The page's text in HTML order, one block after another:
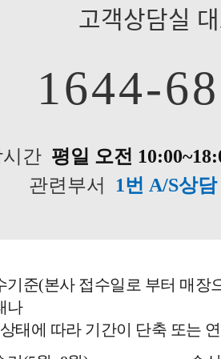
고객상담실
1644-
간 평일 오전
관련부서 1번 A/S상
기준(본사 접수일로 부터 매장
나
태에 따라 기간이 단축 또는